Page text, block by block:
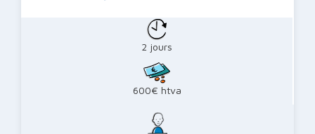
2 jours
600€ htva